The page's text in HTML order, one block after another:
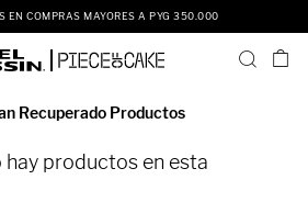
EN COMPRAS MAYORES A PYG 350.000
Recuperado Productos
hay productos en esta